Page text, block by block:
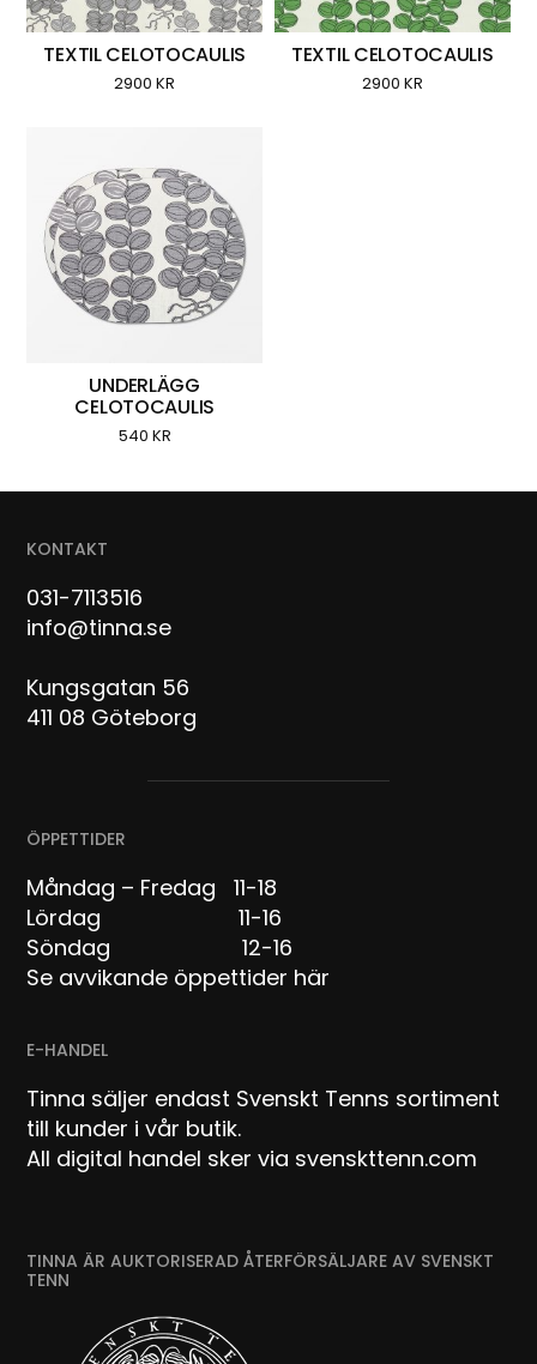
TEXTIL CELOTOCAULIS
2900KR
TEXTIL CELOTOCAULIS
2900 KR
UNDERLÄGG
CELOTOCAULIS
540 KR
KONTAKT
031-7113516
info@tinna.se
Kungsgatan 56
411 08 Göteborg
ÖPPETTIDER
Måndag – Fredag 11-18
Lördag 11-16
Söndag 12-16
Se avvikande öppettider här
E-HANDEL
Tinna säljer endast Svenskt Tenns sortiment
till kunder i vår butik.
All digital handel sker via svenskttenn.com
TINNA ÄR AUKTORISERAD ÅTERFÖRSÄLJARE AV SVENSKT
TENN